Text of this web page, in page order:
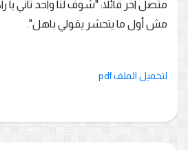
متصل آخر قائلاً: "شوف لنا واحد تاني يا
مش أول ما يتحشر يقولي باهل".
لتحميل الملف pdf